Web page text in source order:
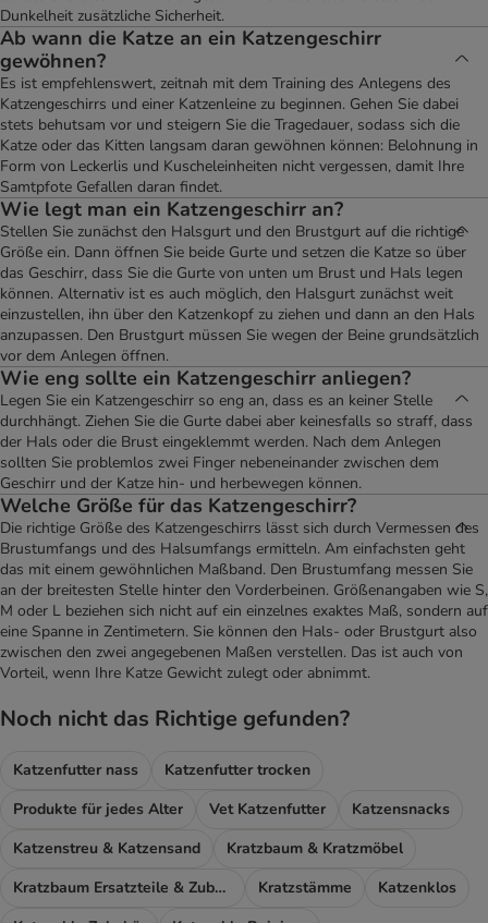
Dunkelheit zusätzliche Sicherheit.
Ab wann die Katze an ein Katzengeschirr
gewöhnen?
Es ist empfehlenswert, zeitnah mit dem Training des Anlegens des
Katzengeschirrs und einer Katzenleine zu beginnen. Gehen Sie dabei
stets behutsam vor und steigern Sie die Tragedauer, sodass sich die
Katze oder das Kitten langsam daran gewöhnen können: Belohnung in
Form von Leckerlis und Kuscheleinheiten nicht vergessen, damit Ihre
Samtpfote Gefallen daran findet.
Wie legt man ein Katzengeschirr an?
Stellen Sie zunächst den Halsgurt und den Brustgurt auf die richtige
Größe ein. Dann öffnen Sie beide Gurte und setzen die Katze so über
das Geschirr, dass Sie die Gurte von unten um Brust und Hals legen
können. Alternativ ist es auch möglich, den Halsgurt zunächst weit
einzustellen, ihn über den Katzenkopf zu ziehen und dann an den Hals
anzupassen. Den Brustgurt müssen Sie wegen der Beine grundsätzlich
vor dem Anlegen öffnen.
Wie eng sollte ein Katzengeschirr anliegen?
Legen Sie ein Katzengeschirr so eng an, dass es an keiner Stelle
durchhängt. Ziehen Sie die Gurte dabei aber keinesfalls so straff, dass
der Hals oder die Brust eingeklemmt werden. Nach dem Anlegen
sollten Sie problemlos zwei Finger nebeneinander zwischen dem
Geschirr und der Katze hin- und herbewegen können.
Welche Größe für das Katzengeschirr?
Die richtige Größe des Katzengeschirrs lässt sich durch Vermessen des
Brustumfangs und des Halsumfangs ermitteln. Am einfachsten geht
das mit einem gewöhnlichen Maßband. Den Brustumfang messen Sie
an der breitesten Stelle hinter den Vorderbeinen. Größenangaben wie S,
M oder L beziehen sich nicht auf ein einzelnes exaktes Maß, sondern auf
eine Spanne in Zentimetern. Sie können den Hals- oder Brustgurt also
zwischen den zwei angegebenen Maßen verstellen. Das ist auch von
Vorteil, wenn Ihre Katze Gewicht zulegt oder abnimmt.
Noch nicht das Richtige gefunden?
Katzenfutter nass
Katzenfutter trocken
Produkte für jedes Alter
Vet Katzenfutter
Katzensnacks
Katzenstreu & Katzensand
Kratzbaum & Kratzmöbel
Kratzbaum Ersatzteile & Zubehör
Kratzstämme
Katzenklos